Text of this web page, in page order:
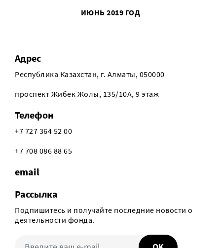
ИЮНЬ 2019 ГОД
Адрес
Республика Казахстан, г. Алматы, 050000
проспект Жибек Жолы, 135/10А, 9 этаж
Телефон
+7 727 364 52 00
+7 708 086 88 65
email
Рассылка
Подпишитесь и получайте последние новости о
деятельности фонда.